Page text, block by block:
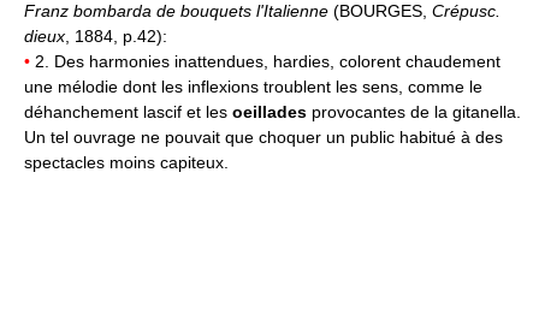
Franz bombarda de bouquets l'Italienne (BOURGES, Crépusc.
dieux , 1884, p.42):
• 2. Des harmonies inattendues, hardies, colorent chaudement
une mélodie dont les inflexions troublent les sens, comme le
déhanchement lascif et les oeillades provocantes de la gitanella.
Un tel ouvrage ne pouvait que choquer un public habitué à des
spectacles moins capiteux.